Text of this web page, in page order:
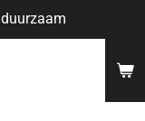
duurzaam